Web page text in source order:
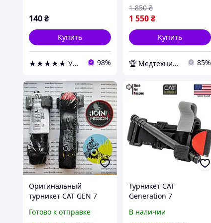
140₴
Купить
★★★★★ УКРИЗОЛ оптово розничная компания 98%
1 550₴
1 850 ₴
Купить
🏆 Медтехника — 20 лет надежности 85%
Оригинальный
турникет CAT GEN 7
США медицинский
Готово к отправке
Турникет CAT
Generation 7
й, оригинал США
В наличии